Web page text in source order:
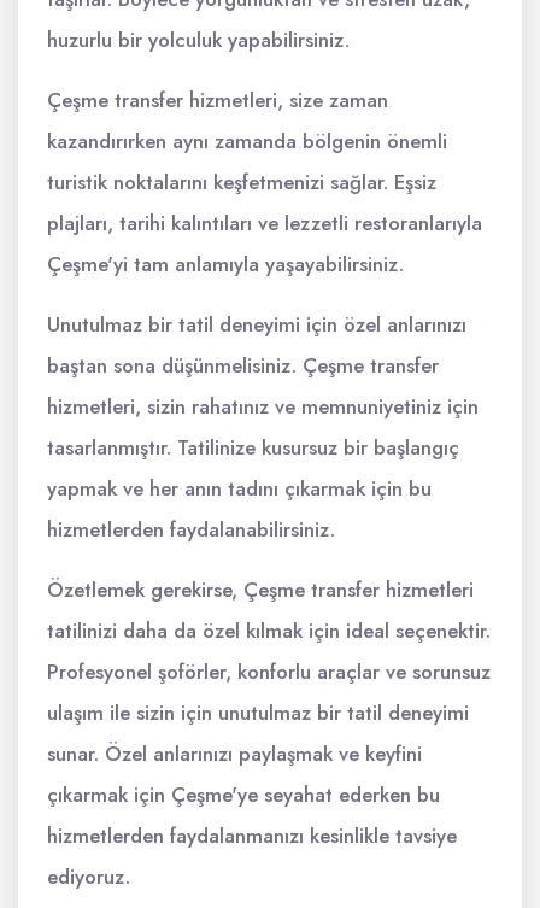
huzurlu bir yolculuk yapabilirsiniz.
Çeşme transfer hizmetleri, size zaman
kazandırırken aynı zamanda bölgenin önemli
turistik noktalarını keşfetmenizi sağlar. Eşsiz
plajları, tarihi kalıntıları ve lezzetli restoranlarıyla
Çeşme'yi tam anlamıyla yaşayabilirsiniz.
Unutulmaz bir tatil deneyimi için özel anlarınızı
baştan sona düşünmelisiniz. Çeşme transfer
hizmetleri, sizin rahatınız ve memnuniyetiniz için
tasarlanmıştır. Tatilinize kusursuz bir başlangıç
yapmak ve her anın tadını çıkarmak için bu
hizmetlerden faydalanabilirsiniz.
Özetlemek gerekirse, Çeşme transfer hizmetleri
tatilinizi daha da özel kılmak için ideal seçenektir.
Profesyonel şoförler, konforlu araçlar ve sorunsuz
ulaşım ile sizin için unutulmaz bir tatil deneyimi
sunar. Özel anlarınızı paylaşmak ve keyfini
çıkarmak için Çeşme'ye seyahat ederken bu
hizmetlerden faydalanmanızı kesinlikle tavsiye
ediyoruz.